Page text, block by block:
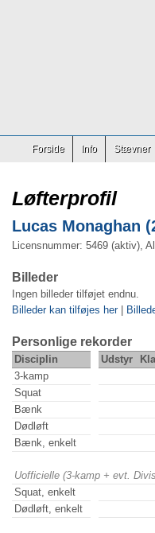
Forside Info Stævner
Løfterprofil
Lucas Monaghan
Licensnummer: 5469 (aktiv),
Billeder
Ingen billeder tilføjet endnu.
Billeder kan tilføjes her|
Personlige rekorder
Disciplin Udstyr
3-kamp
Squat
Bænk
Dødløft
Bænk, enkelt
Uofficielle (3-kamp + evt.
Squat, enkelt
Dødløft, enkelt